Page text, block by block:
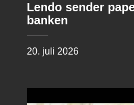
Lendo sender
banken
20. juli 2026